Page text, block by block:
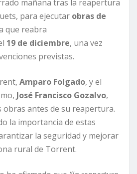
mañana tras la reapertura
para ejecutar obras de
que reabra
19 de diciembre, una vez
previstas.
Amparo Folgado, y el
José Francisco Gozalvo,
obras antes de su reapertura.
la importancia de estas
la seguridad y mejorar
rural de Torrent.